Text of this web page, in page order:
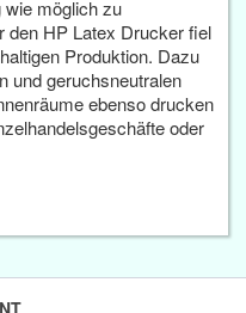
wie möglich zu
den HP Latex Drucker fiel
Produktion. Dazu
und geruchsneutralen
ebenso drucken
oder